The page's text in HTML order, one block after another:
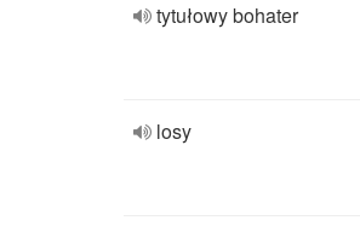
tytułowy bohater
losy